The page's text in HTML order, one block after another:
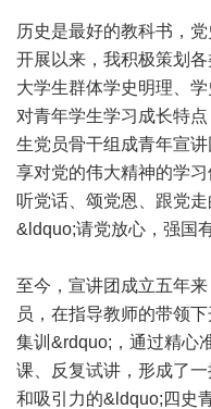
历史是最好的教科书，
开展以来，我积极策划
大学生群体学史明理、
对青年学生学习成长特
生党员骨干组成青年宣
享对党的伟大精神的学
听党话、颂党恩、跟党
&ldquo;请党放心，强国
至今，宣讲团成立五年
员，在指导教师的带领
集训&rdquo;，通过精心
课、反复试讲，形成了
和吸引力的&ldquo;四史